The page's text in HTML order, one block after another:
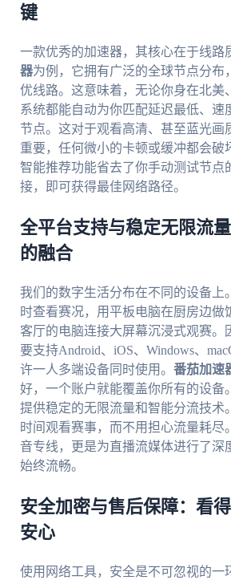
键
一款优秀的加速器，其核心在于线路
器为例，它拥有广泛的全球节点分布
优线路。这意味着，无论你身在北美
系统都能自动为你匹配延迟最低、速
节点。这对于观看高清、甚至蓝光画
重要，任何微小的卡顿或缓冲都会破
智能推荐功能省去了你手动测试节点
接，即可获得最佳网络路径。
全平台支持与稳定无限流
的融合
我们的数字生活分布在不同的设备上
时查看赛况，用平板电脑在厨房边做
客厅的电脑连接大屏幕沉浸式观赛。
要支持Android、iOS、Windows、
许一人多端设备同时使用。 番茄加速
好，一个账户就能覆盖你所有的设备
提供稳定的无限流量和智能分流技术
时间观看赛事，而不用担心流量耗尽
音专线，更是为直播流媒体进行了深
始终流畅。
安全加密与售后保障：看
安心
使用网络工具，安全是不可忽视的一